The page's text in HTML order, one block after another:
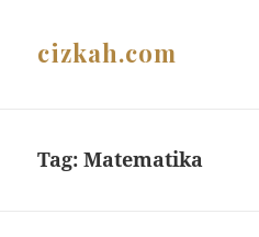
cizkah.com
Tag:Matematika